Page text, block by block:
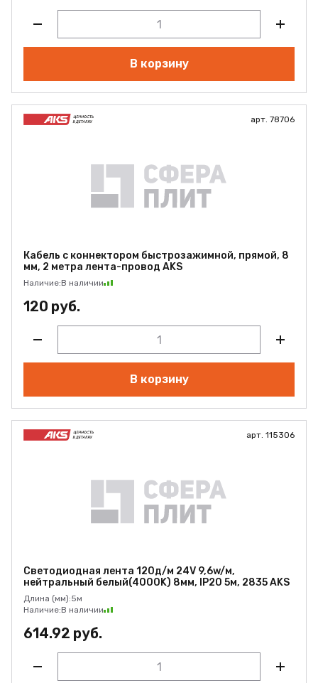
В корзину
арт. 78706
Кабель с коннектором быстрозажимной, прямой, 8
мм, 2 метра лента-провод AKS
Наличие:В наличии
120 руб.
В корзину
арт. 115306
Светодиодная лента 120д/м 24V 9,6w/м,
нейтральный белый(4000K) 8мм, IP20 5м, 2835 AKS
Длина (мм):5м
Наличие:В наличии
614.92 руб.